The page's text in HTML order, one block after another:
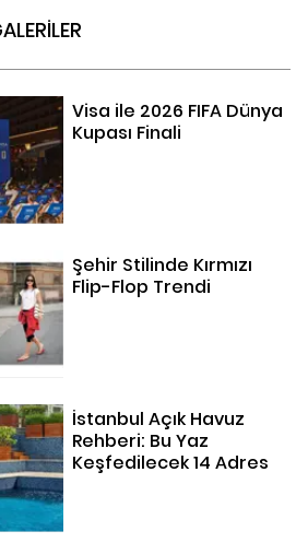
Visa ile 2026 FIFA Dünya
Kupası Finali
Şehir Stilinde Kırmızı
Flip-Flop Trendi
İstanbul Açık Havuz
Rehberi: Bu Yaz
Keşfedilecek 14 Adres